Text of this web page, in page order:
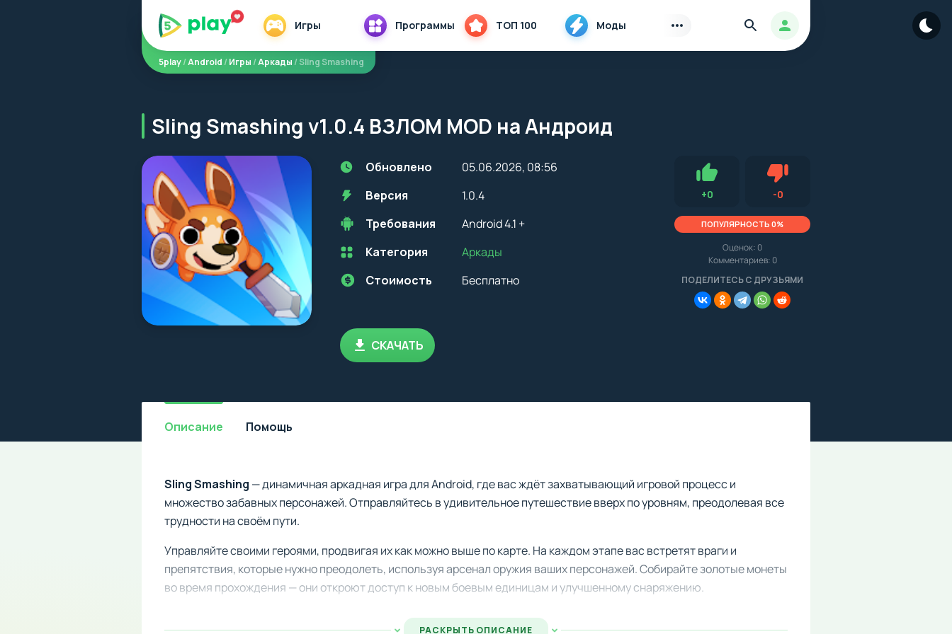
Игры Программы ТОП 100 Моды Авторизация
Найти
5play/Android /Игры /Аркады / Sling Smashing
Sling Smashing v1.0.4 ВЗЛОМ MOD на Андроид
Обновлено
05.06.2026, 08:56
Версия
1.0.4
Требования
Android 4.1 +
Перед установкой приложения на устройство с Android, стоит
учитывать версию OS. Мы всегда указываем минимальные
Категория
Аркады
Стоимость
Бесплатно
+0Нравится -0Не нравится (0.0, 0, 15774)
ПОПУЛЯРНОСТЬ 0%
Оценок: 0
Комментариев: 0
СКАЧАТЬ
Описание Помощь
Sling Smashing — динамичная аркадная игра для Android, где вас ждёт захватывающий игровой процесс и
множество забавных персонажей. Отправляйтесь в удивительное путешествие вверх по уровням, преодолевая все
трудности на своём пути.
Управляйте своими героями, продвигая их как можно выше по карте. На каждом этапе вас встретят враги и
препятствия, которые нужно преодолеть, используя арсенал оружия ваших персонажей. Собирайте золотые монеты
во время прохождения — они откроют доступ к новым боевым единицам и улучшенному снаряжению.
РАСКРЫТЬ ОПИСАНИЕ